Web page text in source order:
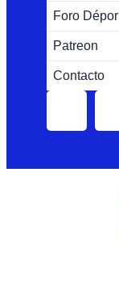
Foro Dépor
Patreon
Contacto